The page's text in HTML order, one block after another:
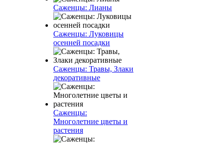
Саженцы: Лианы
Саженцы: Луковицы
осенней посадки
Саженцы: Травы, Злаки
декоративные
Саженцы:
Многолетние цветы и
растения